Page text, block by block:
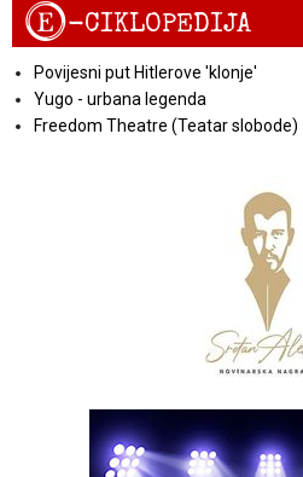
E-CIKLOPEDIJA
Povijesni put Hitlerove 'klonje'
Yugo - urbana legenda
Freedom Theatre (Teatar slobode)